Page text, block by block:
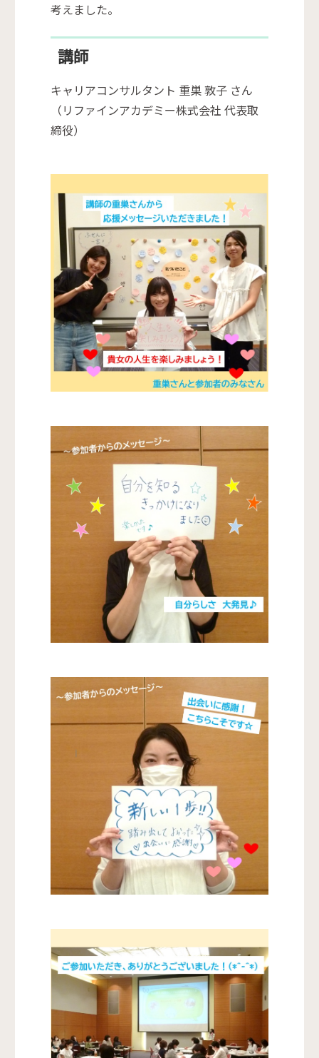
考えました。
講師
キャリアコンサルタント 重巣 敦子 さん
（リファインアカデミー株式会社 代表取
締役）